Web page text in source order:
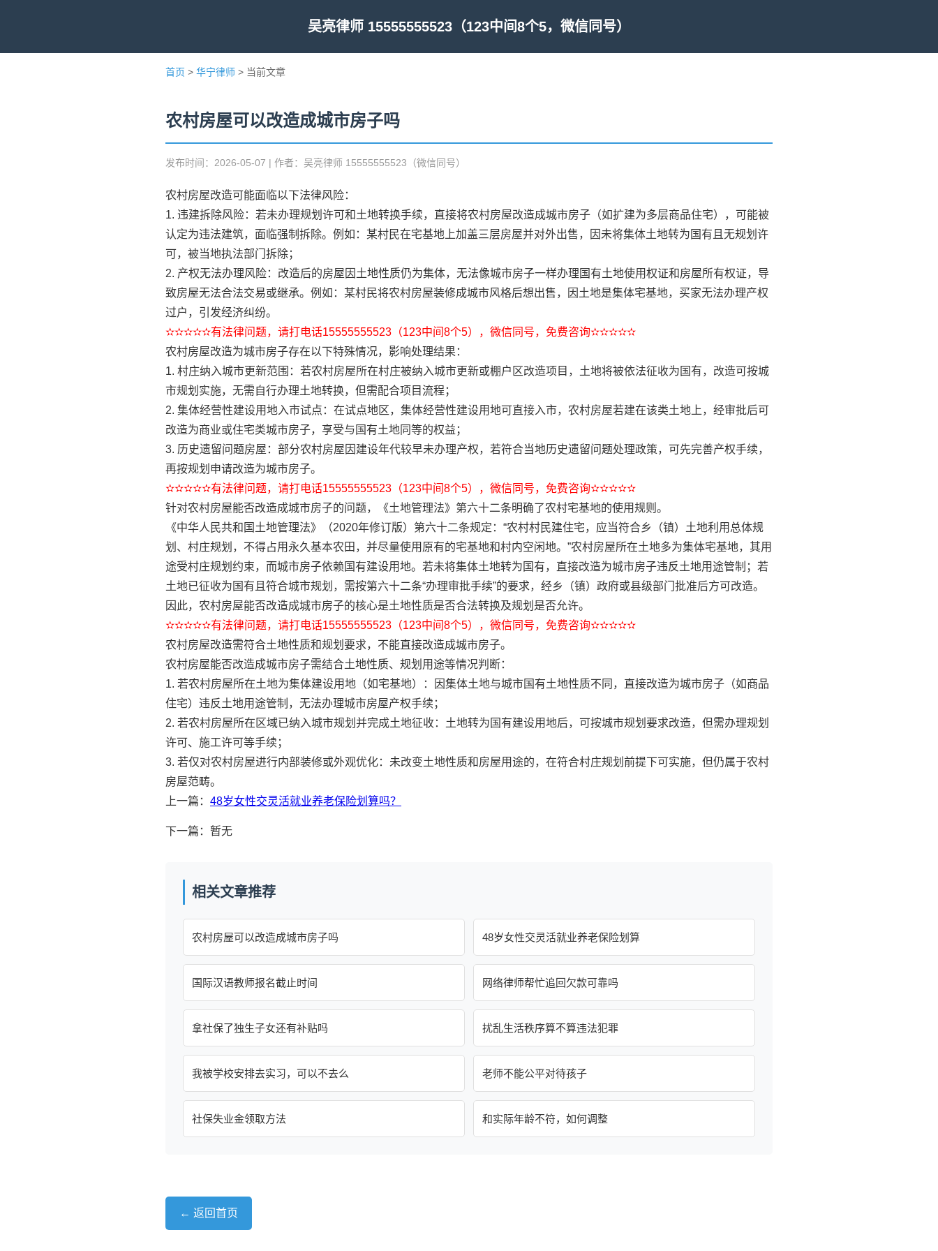
吴亮律师 15555555523（123中间8个5，微信同号）
首页 > 华宁律师 > 当前文章
农村房屋可以改造成城市房子吗
发布时间：2026-05-07 | 作者：吴亮律师 15555555523（微信同号）
农村房屋改造可能面临以下法律风险：
1. 违建拆除风险：若未办理规划许可和土地转换手续，直接将农村房屋改造成城市房子（如扩建为多层商品住宅），可能被
认定为违法建筑，面临强制拆除。例如：某村民在宅基地上加盖三层房屋并对外出售，因未将集体土地转为国有且无规划许
可，被当地执法部门拆除；
2. 产权无法办理风险：改造后的房屋因土地性质仍为集体，无法像城市房子一样办理国有土地使用权证和房屋所有权证，导
致房屋无法合法交易或继承。例如：某村民将农村房屋装修成城市风格后想出售，因土地是集体宅基地，买家无法办理产权
过户，引发经济纠纷。
✫✫✫✫✫有法律问题，请打电话15555555523（123中间8个5），微信同号，免费咨询✫✫✫✫✫
农村房屋改造为城市房子存在以下特殊情况，影响处理结果：
1. 村庄纳入城市更新范围：若农村房屋所在村庄被纳入城市更新或棚户区改造项目，土地将被依法征收为国有，改造可按城
市规划实施，无需自行办理土地转换，但需配合项目流程；
2. 集体经营性建设用地入市试点：在试点地区，集体经营性建设用地可直接入市，农村房屋若建在该类土地上，经审批后可
改造为商业或住宅类城市房子，享受与国有土地同等的权益；
3. 历史遗留问题房屋：部分农村房屋因建设年代较早未办理产权，若符合当地历史遗留问题处理政策，可先完善产权手续，
再按规划申请改造为城市房子。
✫✫✫✫✫有法律问题，请打电话15555555523（123中间8个5），微信同号，免费咨询✫✫✫✫✫
针对农村房屋能否改造成城市房子的问题，《土地管理法》第六十二条明确了农村宅基地的使用规则。
《中华人民共和国土地管理法》（2020年修订版）第六十二条规定：“农村村民建住宅，应当符合乡（镇）土地利用总体规
划、村庄规划，不得占用永久基本农田，并尽量使用原有的宅基地和村内空闲地。”农村房屋所在土地多为集体宅基地，其用
途受村庄规划约束，而城市房子依赖国有建设用地。若未将集体土地转为国有，直接改造为城市房子违反土地用途管制；若
土地已征收为国有且符合城市规划，需按第六十二条“办理审批手续”的要求，经乡（镇）政府或县级部门批准后方可改造。
因此，农村房屋能否改造成城市房子的核心是土地性质是否合法转换及规划是否允许。
✫✫✫✫✫有法律问题，请打电话15555555523（123中间8个5），微信同号，免费咨询✫✫✫✫✫
农村房屋改造需符合土地性质和规划要求，不能直接改造成城市房子。
农村房屋能否改造成城市房子需结合土地性质、规划用途等情况判断：
1. 若农村房屋所在土地为集体建设用地（如宅基地）：因集体土地与城市国有土地性质不同，直接改造为城市房子（如商品
住宅）违反土地用途管制，无法办理城市房屋产权手续；
2. 若农村房屋所在区域已纳入城市规划并完成土地征收：土地转为国有建设用地后，可按城市规划要求改造，但需办理规划
许可、施工许可等手续；
3. 若仅对农村房屋进行内部装修或外观优化：未改变土地性质和房屋用途的，在符合村庄规划前提下可实施，但仍属于农村
房屋范畴。
上一篇： 48岁女性交灵活就业养老保险划算吗？
下一篇：暂无
相关文章推荐
农村房屋可以改造成城市房子吗 48岁女性交灵活就业养老保险划算
国际汉语教师报名截止时间 网络律师帮忙追回欠款可靠吗
拿社保了独生子女还有补贴吗 扰乱生活秩序算不算违法犯罪
我被学校安排去实习，可以不去么 老师不能公平对待孩子
社保失业金领取方法 和实际年龄不符，如何调整
← 返回首页